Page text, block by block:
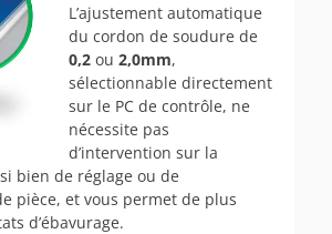
L’ajustement automatique
du cordon de soudure de
0,2 ou 2,0mm,
sélectionnable directement
sur le PC de contrôle, ne
nécessite pas
d’intervention sur la
bien de réglage ou de
pièce, et vous permet de plus
d’ébavurage.